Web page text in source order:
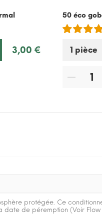
3,00 €
50 éco
protégée. Ce
date de péremption (Voir